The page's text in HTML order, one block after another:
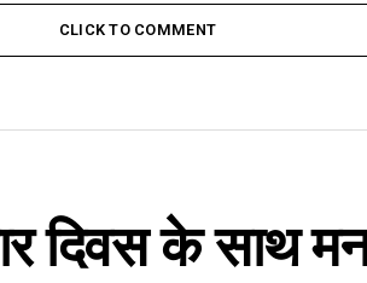
CLICK TO COMMENT
दिवस के साथ